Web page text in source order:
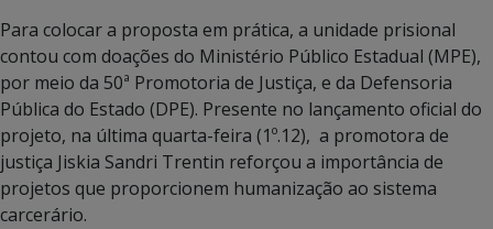
Para colocar a proposta em prática, a unidade prisional
contou com doações do Ministério Público Estadual (MPE),
por meio da 50ª Promotoria de Justiça, e da Defensoria
Pública do Estado (DPE). Presente no lançamento oficial do
projeto, na última quarta-feira (1º.12), a promotora de
justiça Jiskia Sandri Trentin reforçou a importância de
projetos que proporcionem humanização ao sistema
carcerário.